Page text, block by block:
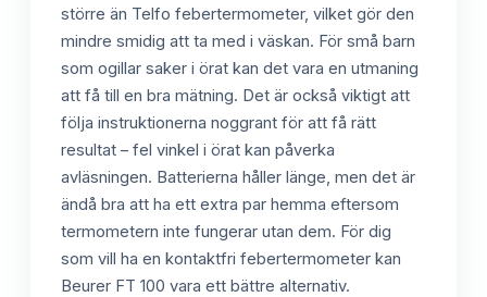
större än Telfo febertermometer, vilket gör den
mindre smidig att ta med i väskan. För små barn
som ogillar saker i örat kan det vara en utmaning
att få till en bra mätning. Det är också viktigt att
följa instruktionerna noggrant för att få rätt
resultat – fel vinkel i örat kan påverka
avläsningen. Batterierna håller länge, men det är
ändå bra att ha ett extra par hemma eftersom
termometern inte fungerar utan dem. För dig
som vill ha en kontaktfri febertermometer kan
Beurer FT 100 vara ett bättre alternativ.